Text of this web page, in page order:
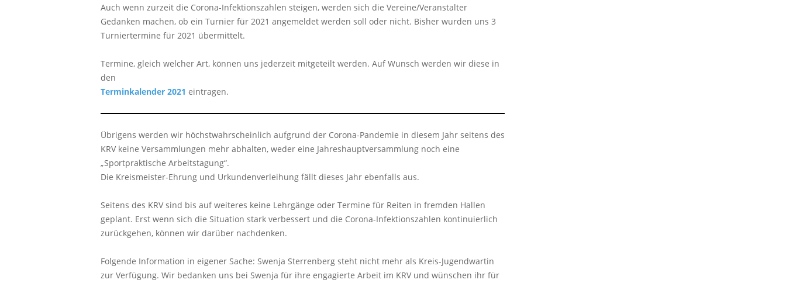
Auch wenn zurzeit die Corona-Infektionszahlen steigen, werden sich die Vereine/Veranstalter
Gedanken machen, ob ein Turnier für 2021 angemeldet werden soll oder nicht. Bisher wurden uns 3
Turniertermine für 2021 übermittelt.
Termine, gleich welcher Art, können uns jederzeit mitgeteilt werden. Auf Wunsch werden wir diese in
den
Terminkalender 2021 eintragen.
Übrigens werden wir höchstwahrscheinlich aufgrund der Corona-Pandemie in diesem Jahr seitens des
KRV keine Versammlungen mehr abhalten, weder eine Jahreshauptversammlung noch eine
„Sportpraktische Arbeitstagung“.
Die Kreismeister-Ehrung und Urkundenverleihung fällt dieses Jahr ebenfalls aus.
Seitens des KRV sind bis auf weiteres keine Lehrgänge oder Termine für Reiten in fremden Hallen
geplant. Erst wenn sich die Situation stark verbessert und die Corona-Infektionszahlen kontinuierlich
zurückgehen, können wir darüber nachdenken.
Folgende Information in eigener Sache: Swenja Sterrenberg steht nicht mehr als Kreis-Jugendwartin
zur Verfügung. Wir bedanken uns bei Swenja für ihre engagierte Arbeit im KRV und wünschen ihr für